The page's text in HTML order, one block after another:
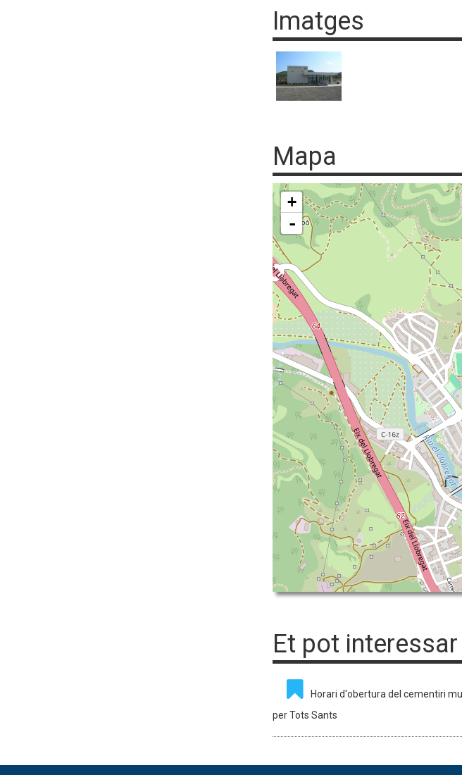
Imatges
Mapa
+
-
Et pot interessar
Horari d'obertura del cementiri
per Tots Sants